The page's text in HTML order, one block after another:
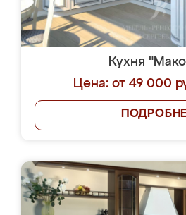
Кухня
Цена: от 49 000